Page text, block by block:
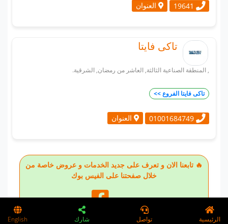
العنوان
تاكى فايتا
, المنطقة الصناعية الثالثة, العاشر من رمضان, الشرقية.
تاكى فايتا الفروع >>
01001684749 العنوان
🔥 تابعنا الان و تعرف على جديد الخدمات و عروض خاصة من
خلال صفحتنا على الفيس بوك
الرئيسية تواصل شارك English